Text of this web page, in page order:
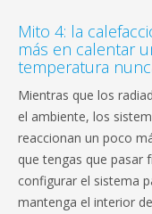
Mito 4: la
más en calentar
temperatura
Mientras que los
el ambiente, los
reaccionan un poco
que tengas que pasar
configurar el sistema
mantenga el interior